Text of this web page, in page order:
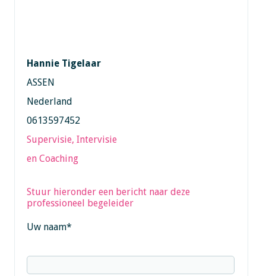
Hannie Tigelaar
ASSEN
Nederland
0613597452
Supervisie, Intervisie
en Coaching
Stuur hieronder een bericht naar deze
professioneel begeleider
Uw naam*